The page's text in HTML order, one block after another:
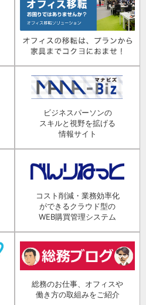
ビジネスパーソンの
スキルと視野を拡げる
情報サイト
コスト削減・業務効率化
ができるクラウド型の
WEB購買管理システム
総務のお仕事、オフィスや
働き方の取組みをご紹介